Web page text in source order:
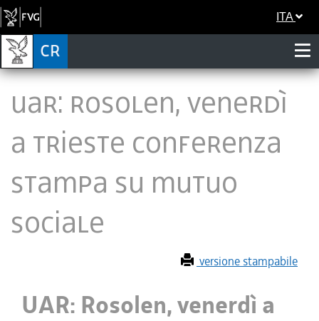
ITA
UAR: Rosolen, venerdì
a Trieste conferenza
stampa su mutuo
sociale
versione stampabile
UAR: Rosolen, venerdì a